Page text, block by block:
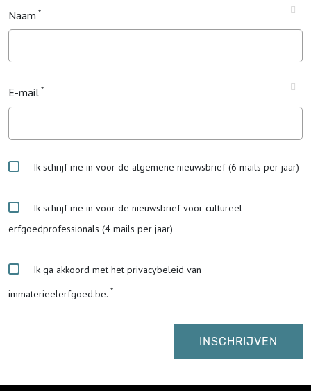
Naam
E-mail
Ik schrijf me in voor de algemene nieuwsbrief (6 mails per jaar)
Ik schrijf me in voor de nieuwsbrief voor cultureel
erfgoedprofessionals (4 mails per jaar)
Ik ga akkoord met het privacybeleid van
immaterieelerfgoed.be.